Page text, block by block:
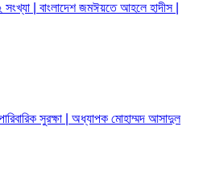
| বাংলাদেশ জমঈয়তে আহলে হাদীস |
সুরক্ষা | অধ্যাপক মোহাম্মদ আসাদুল